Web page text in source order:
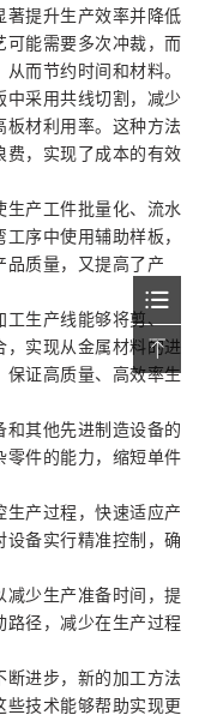
著提升生产效率并降低
可能需要多次冲裁，而
而节约时间和材料。
中采用共线切割，减少
板材利用率。这种方法
费，实现了成本的有效
生产工件批量化、流水
序中使用辅助样板，
品质量，又提高了产
工生产线能够将剪、
实现从金属材料的进
保证高质量、高效率生
其他先进制造设备的
零件的能力，缩短单件
产过程，快速适应产
备实行精准控制，确
减少生产准备时间，提
路径，减少在生产过程
断进步，新的加工方法
技术能够帮助实现更